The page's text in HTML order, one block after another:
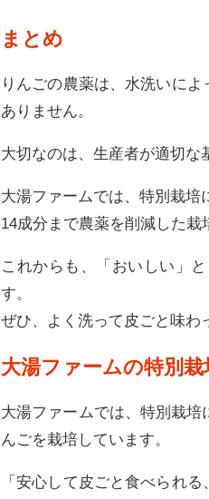
まとめ
りんごの農薬は、水洗いに
ありません。
大切なのは、生産者が適切な
大湯ファームでは、特別栽培
14成分まで農薬を削減した栽
これからも、「おいしい」
す。
ぜひ、よく洗って皮ごと味わ
大湯ファームの特別
大湯ファームでは、特別栽培
んごを栽培しています。
「安心して皮ごと食べられ